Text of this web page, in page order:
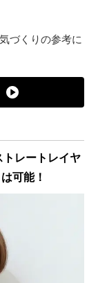
づくりの参考に
レートレイヤ
可能！